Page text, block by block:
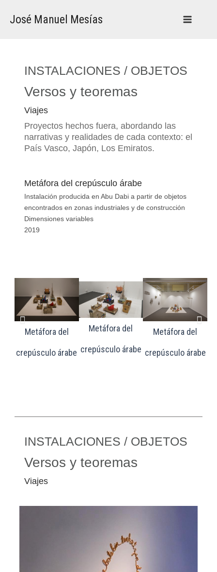
José Manuel Mesías
INSTALACIONES / OBJETOS
Versos y teoremas
Viajes
Proyectos hechos fuera, abordando las
narrativas y realidades de cada contexto: el
País Vasco, Japón, Los Emiratos.
Metáfora del crepúsculo árabe
Instalación producida en Abu Dabi a partir de objetos
encontrados en zonas industriales y de construcción
Dimensiones variables
2019
Metáfora del
crepúsculo árabe
Metáfora del
crepúsculo árabe
Metáfora del
crepúsculo árabe
INSTALACIONES / OBJETOS
Versos y teoremas
Viajes